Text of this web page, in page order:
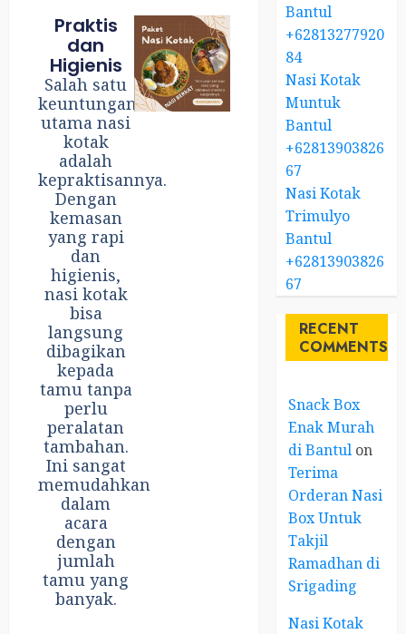
Praktis
dan
Higienis
Salah satu
keuntungan
utama nasi
kotak
adalah
kepraktisannya.
Dengan
kemasan
yang rapi
dan
higienis,
nasi kotak
bisa
langsung
dibagikan
kepada
tamu tanpa
perlu
peralatan
tambahan.
Ini sangat
memudahkan
dalam
acara
dengan
jumlah
tamu yang
banyak.
Bantul
+62813277920
84
Nasi Kotak
Muntuk
Bantul
+62813903826
67
Nasi Kotak
Trimulyo
Bantul
+62813903826
67
RECENT
COMMENTS
Snack Box
Enak Murah
di Bantul on
Terima
Orderan Nasi
Box Untuk
Takjil
Ramadhan di
Srigading
Nasi Kotak